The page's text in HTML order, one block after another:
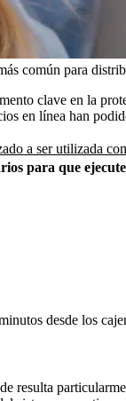
común para
clave en la
en línea han
a ser utilizada
para que
desde los
resulta